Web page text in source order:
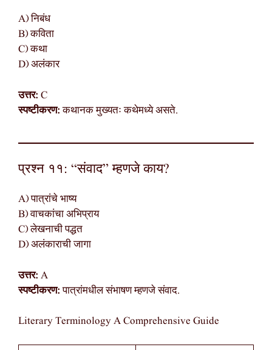
A) निबंध
B) कविता
C) कथा
D) अलंकार
उत्तर: C
स्पष्टीकरण:कथानक मुख्यतः कथेमध्ये असते.
प्रश्न ११: “संवाद” म्हणजे काय?
A) पात्रांचे भाष्य
B) वाचकांचा अभिप्राय
C) लेखनाची पद्धत
D) अलंकाराची जागा
उत्तर: A
स्पष्टीकरण:पात्रांमधील संभाषण म्हणजे संवाद.
Literary Terminology A Comprehensive Guide